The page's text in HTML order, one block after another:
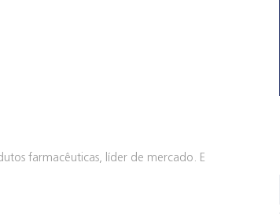
farmacêuticas, líder de mercado. E